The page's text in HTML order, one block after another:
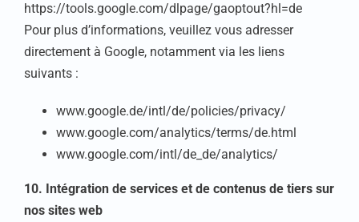
https://tools.google.com/dlpage/gaoptout?hl=de
Pour plus d’informations, veuillez vous adresser
directement à Google, notamment via les liens
suivants :
www.google.de/intl/de/policies/privacy/
www.google.com/analytics/terms/de.html
www.google.com/intl/de_de/analytics/
10. Intégration de services et de contenus de tiers sur
nos sites web